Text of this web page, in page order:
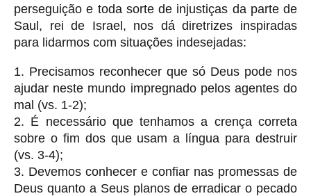
perseguição e toda sorte de injustiças da parte de
Saul, rei de Israel, nos dá diretrizes inspiradas
para lidarmos com situações indesejadas:
1. Precisamos reconhecer que só Deus pode nos
ajudar neste mundo impregnado pelos agentes do
mal (vs. 1-2);
2. É necessário que tenhamos a crença correta
sobre o fim dos que usam a língua para destruir
(vs. 3-4);
3. Devemos conhecer e confiar nas promessas de
Deus quanto a Seus planos de erradicar o pecado